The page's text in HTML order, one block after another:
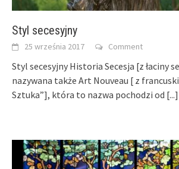
Styl secesyjny
25 września 2017 Comment
Styl secesyjny Historia Secesja [z łaciny
nazywana także Art Nouveau [ z
Sztuka”], która to nazwa pochodzi od [...]